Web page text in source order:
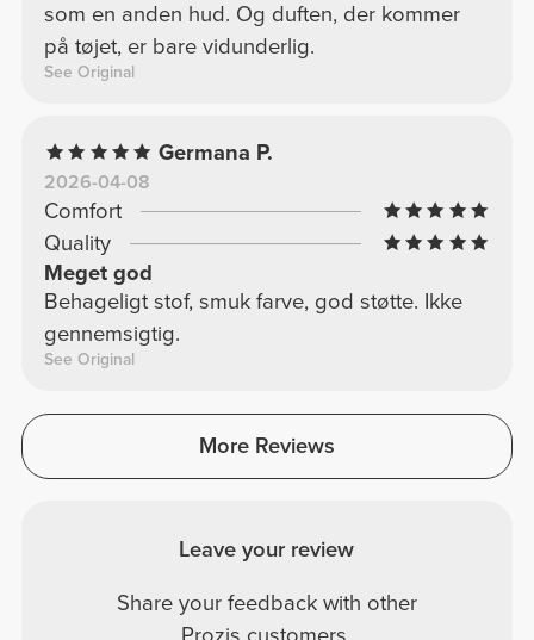
som en anden hud. Og duften, der kommer
på tøjet, er bare vidunderlig.
See Original
Germana P.
2026-04-08
Comfort
Quality
Meget god
Behageligt stof, smuk farve, god støtte. Ikke
gennemsigtig.
See Original
More Reviews
Leave your review
Share your feedback with other